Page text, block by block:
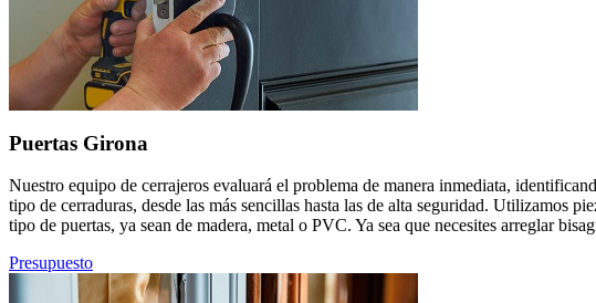
Puertas Girona
Nuestro equipo de cerrajeros evaluará el problema de manera inmediata,
tipo de cerraduras, desde las más sencillas hasta las de alta seguridad. Utilizamos
tipo de puertas, ya sean de madera, metal o PVC. Ya sea que necesites arreglar
Presupuesto